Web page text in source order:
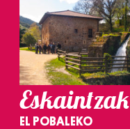
Eskaintzak
EL POBALEKO